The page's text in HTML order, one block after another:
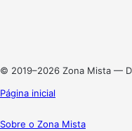
© 2019–2026 Zona Mista —
Página inicial
Sobre o Zona Mista